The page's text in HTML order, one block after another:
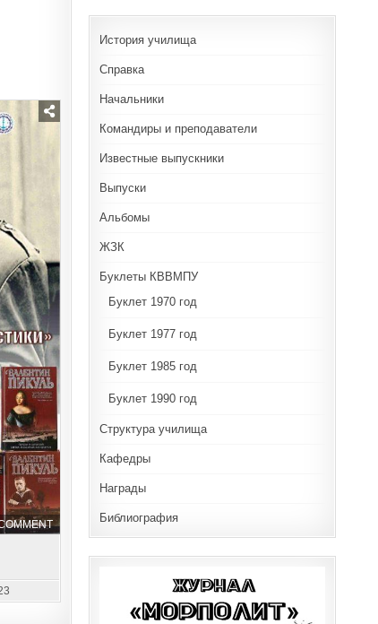
ON
ВЕЧЕР-
История училища
Справка
Начальники
Командиры и преподаватели
Известные выпускники
Выпуски
Альбомы
ЖЗК
Буклеты КВВМПУ
Буклет 1970 год
Буклет 1977 год
Буклет 1985 год
Буклет 1990 год
Структура училища
Кафедры
Награды
Библиография